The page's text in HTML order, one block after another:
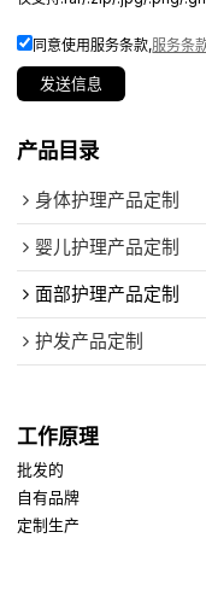
同意使用服务条款,服务条
发送信息
产品目录
身体护理产品定制
婴儿护理产品定制
面部护理产品定制
护发产品定制
工作原理
批发的
自有品牌
定制生产